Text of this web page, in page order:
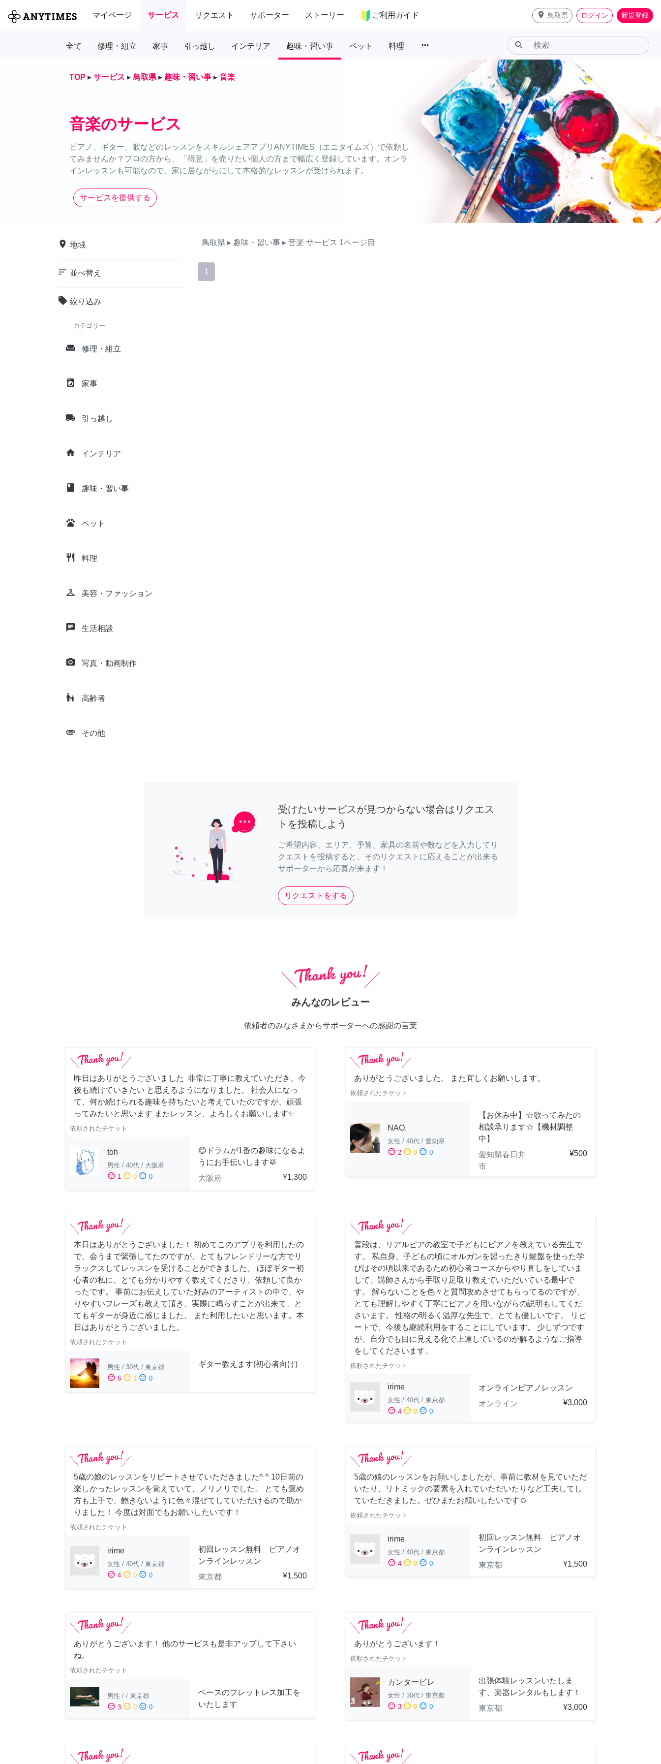
マイページ サービス リクエスト サポーター ストーリー ご利用ガイド place 鳥取県 ログイン 新規登録
全て 修理・組立 家事 引っ越し インテリア 趣味・習い事 ペット 料理 more_horiz search
TOP ▸ サービス ▸ 鳥取県 ▸ 趣味・習い事 ▸ 音楽
音楽のサービス
ピアノ、ギター、歌などのレッスンをスキルシェアアプリANYTIMES（エニタイムズ）で依頼し
てみませんか？プロの方から、「得意」を売りたい個人の方まで幅広く登録しています。オンラ
インレッスンも可能なので、家に居ながらにして本格的なレッスンが受けられます。
サービスを提供する
place 地域
sort 並べ替え
local_offer 絞り込み
カテゴリー
weekend 修理・組立
local_laundry_service 家事
local_shipping 引っ越し
home インテリア
class 趣味・習い事
pets ペット
restaurant 料理
checkroom 美容・ファッション
chat 生活相談
camera_alt 写真・動画制作
escalator_warning 高齢者
attachment その他
鳥取県 ▸ 趣味・習い事 ▸ 音楽 サービス 1ページ目
1
受けたいサービスが見つからない場合はリクエス
トを投稿しよう
ご希望内容、エリア、予算、家具の名前や数などを入力してリ
クエストを投稿すると、そのリクエストに応えることが出来る
サポーターから応募が来ます！
リクエストをする
みんなのレビュー
依頼者のみなさまからサポーターへの感謝の言葉
昨日はありがとうございました 非常に丁寧に教えていただき、今
後も続けていきたい と思えるようになりました。 社会人になっ
て、何か続けられる趣味を持ちたいと考えていたのですが、頑張
ってみたいと思います またレッスン、よろしくお願いします✨
依頼されたチケット
toh
男性 / 40代 / 大阪府
sentiment_satisfied 1 sentiment_neutral 0 sentiment_dissatisfied 0
😊ドラムが1番の趣味になるよ
うにお手伝いします🥁
大阪府
¥1,300
ありがとうございました。 また宜しくお願いします。
依頼されたチケット
NAO.
女性 / 40代 / 愛知県
sentiment_satisfied 2 sentiment_neutral 0 sentiment_dissatisfied 0
【お休み中】☆歌ってみたの
相談承ります☆【機材調整
中】
愛知県春日井
市
¥500
本日はありがとうございました！ 初めてこのアプリを利用したの
で、会うまで緊張してたのですが、とてもフレンドリーな方でリ
ラックスしてレッスンを受けることができました。 ほぼギター初
心者の私に、とても分かりやすく教えてくださり、依頼して良か
ったです。 事前にお伝えしていた好みのアーティストの中で、や
りやすいフレーズも教えて頂き、実際に鳴らすことが出来て、と
てもギターが身近に感じました。 また利用したいと思います。本
日はありがとうございました。
依頼されたチケット
男性 / 30代 / 東京都
sentiment_satisfied 6 sentiment_neutral 1 sentiment_dissatisfied 0
ギター教えます(初心者向け)
普段は、リアルピアの教室で子どもにピアノを教えている先生で
す。 私自身、子どもの頃にオルガンを習ったきり鍵盤を使った学
びはその頃以来であるため初心者コースからやり直しをしていま
して、講師さんから手取り足取り教えていただいている最中で
す。 解らないことを色々と質問攻めさせてもらってるのですが、
とても理解しやすく丁寧にピアノを用いながらの説明もしてくだ
さいます。 性格の明るく温厚な先生で、とても優しいです。 リピ
ートで、今後も継続利用をすることにしています。 少しずつです
が、自分でも目に見える化で上達しているのが解るようなご指導
をしてくださいます。
依頼されたチケット
irime
女性 / 40代 / 東京都
sentiment_satisfied 4 sentiment_neutral 0 sentiment_dissatisfied 0
オンラインピアノレッスン
オンライン
¥3,000
5歳の娘のレッスンをリピートさせていただきました^ ^ 10日前の
楽しかったレッスンを覚えていて、ノリノリでした。 とても褒め
方も上手で、飽きないように色々混ぜてしていただけるので助か
りました！ 今度は対面でもお願いしたいです！
依頼されたチケット
irime
女性 / 40代 / 東京都
sentiment_satisfied 4 sentiment_neutral 0 sentiment_dissatisfied 0
初回レッスン無料 ピアノオ
ンラインレッスン
東京都
¥1,500
5歳の娘のレッスンをお願いしましたが、事前に教材を見ていただ
いたり、リトミックの要素を入れていただいたりなど工夫してし
ていただきました。ぜひまたお願いしたいです☺️
依頼されたチケット
irime
女性 / 40代 / 東京都
sentiment_satisfied 4 sentiment_neutral 0 sentiment_dissatisfied 0
初回レッスン無料 ピアノオ
ンラインレッスン
東京都
¥1,500
ありがとうございます！ 他のサービスも是非アップして下さい
ね。
依頼されたチケット
男性 / / 東京都
sentiment_satisfied 3 sentiment_neutral 0 sentiment_dissatisfied 0
ベースのフレットレス加工を
いたします
ありがとうございます！
依頼されたチケット
カンタービレ
女性 / 30代 / 東京都
sentiment_satisfied 3 sentiment_neutral 0 sentiment_dissatisfied 0
出張体験レッスンいたしま
す、楽器レンタルもします！
東京都
¥3,000